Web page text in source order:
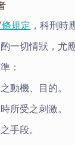
規定 ，科刑時
一切情狀，尤
：
動機、目的。
所受之刺激。
手段。